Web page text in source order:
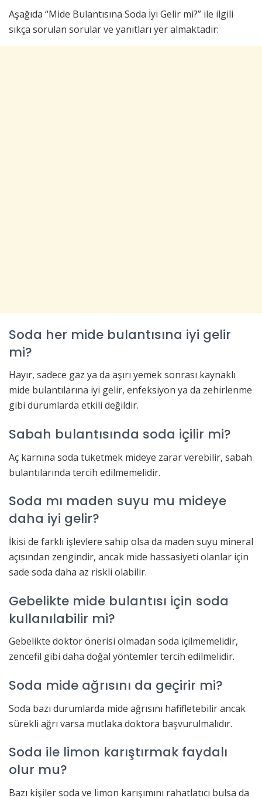
Aşağıda “Mide Bulantısına Soda İyi Gelir mi?” ile ilgili
sıkça sorulan sorular ve yanıtları yer almaktadır:
Soda her mide bulantısına iyi gelir
mi?
Hayır, sadece gaz ya da aşırı yemek sonrası kaynaklı
mide bulantılarına iyi gelir, enfeksiyon ya da zehirlenme
gibi durumlarda etkili değildir.
Sabah bulantısında soda içilir mi?
Aç karnına soda tüketmek mideye zarar verebilir, sabah
bulantılarında tercih edilmemelidir.
Soda mı maden suyu mu mideye
daha iyi gelir?
İkisi de farklı işlevlere sahip olsa da maden suyu mineral
açısından zengindir, ancak mide hassasiyeti olanlar için
sade soda daha az riskli olabilir.
Gebelikte mide bulantısı için soda
kullanılabilir mi?
Gebelikte doktor önerisi olmadan soda içilmemelidir,
zencefil gibi daha doğal yöntemler tercih edilmelidir.
Soda mide ağrısını da geçirir mi?
Soda bazı durumlarda mide ağrısını hafifletebilir ancak
sürekli ağrı varsa mutlaka doktora başvurulmalıdır.
Soda ile limon karıştırmak faydalı
olur mu?
Bazı kişiler soda ve limon karışımını rahatlatıcı bulsa da